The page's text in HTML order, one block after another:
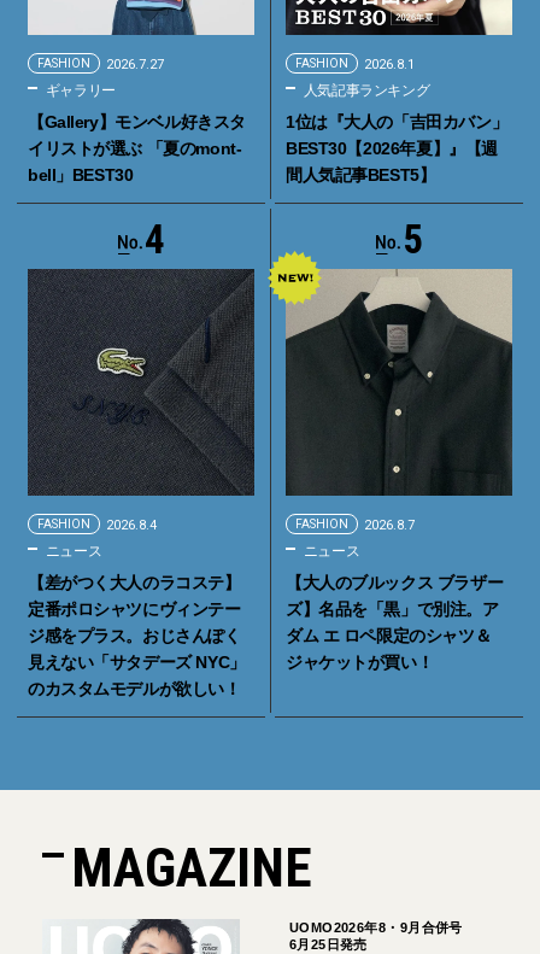
FASHION 2026.7.27
ギャラリー
【Gallery】モンベル好きスタ
イリストが選ぶ 「夏のmont-
bell」BEST30
FASHION 2026.8.1
人気記事ランキング
1位は『大人の「吉田カバン」
BEST30【2026年夏】』【週
間人気記事BEST5】
4
FASHION 2026.8.4
ニュース
【差がつく大人のラコステ】
定番ポロシャツにヴィンテー
ジ感をプラス。おじさんぽく
見えない「サタデーズ NYC」
のカスタムモデルが欲しい！
5
FASHION 2026.8.7
ニュース
【大人のブルックス ブラザー
ズ】名品を「黒」で別注。ア
ダム エ ロペ限定のシャツ＆
ジャケットが買い！
MAGAZINE
UOMO2026年8・9月合併号
6月25日発売